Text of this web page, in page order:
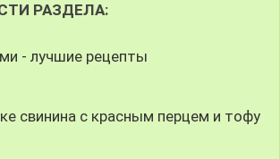
РАЗДЕЛА:
- лучшие рецепты
свинина с красным перцем и тофу